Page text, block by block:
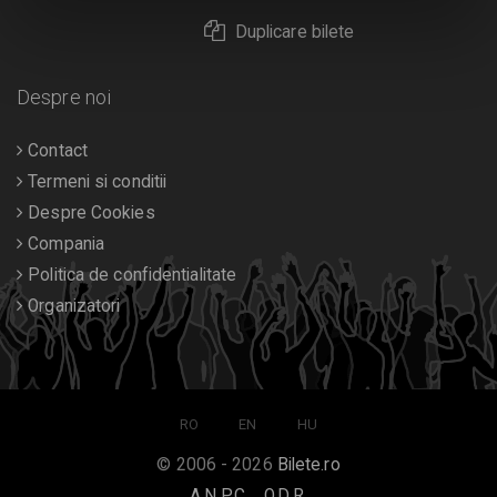
Duplicare bilete
Despre noi
Contact
Termeni si conditii
Despre Cookies
Compania
Politica de confidentialitate
Organizatori
RO EN HU
© 2006 - 2026 Bilete.ro